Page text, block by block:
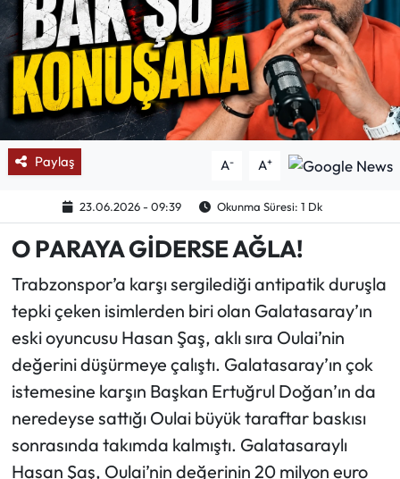
Paylaş A- A+
23.06.2026 - 09:39 Okunma Süresi: 1 Dk
O PARAYA GİDERSE AĞLA!
Trabzonspor’a karşı sergilediği antipatik duruşla
tepki çeken isimlerden biri olan Galatasaray’ın
eski oyuncusu Hasan Şaş, aklı sıra Oulai’nin
değerini düşürmeye çalıştı. Galatasaray’ın çok
istemesine karşın Başkan Ertuğrul Doğan’ın da
neredeyse sattığı Oulai büyük taraftar baskısı
sonrasında takımda kalmıştı. Galatasaraylı
Hasan Şaş, Oulai’nin değerinin 20 milyon euro
Manşet
Köşe Yazıları
Karikatür Galeri
BIK
ASTROLOJİ
Spor Yazıları
Mektup Galeri
Ekonomi
Sağlık
Turizm